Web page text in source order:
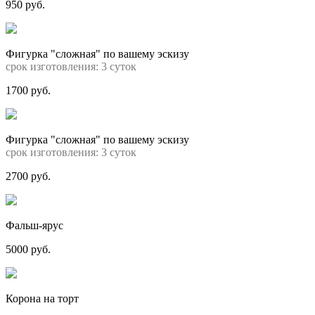
950 руб.
Фигурка "сложная" по вашему эскизу
срок изготовления: 3 суток
1700 руб.
Фигурка "сложная" по вашему эскизу
срок изготовления: 3 суток
2700 руб.
Фальш-ярус
5000 руб.
Корона на торт